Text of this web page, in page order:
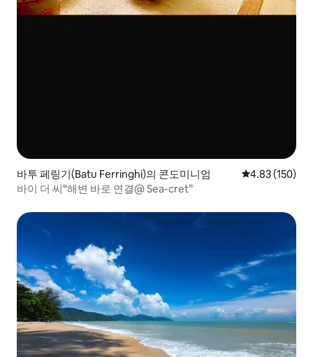
바투 페링기(Batu Ferringhi)의 콘도미니엄 평점 4.83점(5
4.83 (150)
바이 더 씨“해변 바로 연결@ Sea-cret”